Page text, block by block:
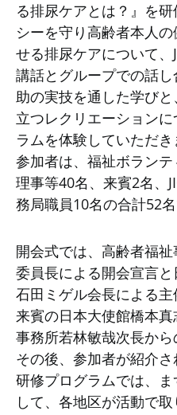
る排尿ケアとは？』を
シーを守り高齢者本人
せる排尿ケアについて、
講話とグループでの話
助の実技を通した学び
立つレクリエーション
ラムを体験していただき
参加者は、福祉ボラン
理事等40名、来賓2名、
務局職員10名の合計52名
開会式では、高齢者福
委員長による開会宣言
石田ミゲル会長による主
来賓の日本大使館橋本真
事務所若林敏哉次長から
その後、参加者が紹介さ
研修プログラムでは、
して、各地区が活動で